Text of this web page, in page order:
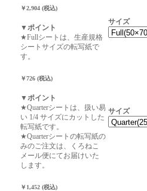
￥2,904 (税込)
▼ポイント
★Fullシートは、生産規格
シートサイズの転写紙で
す。
サイズ
￥726 (税込)
▼ポイント
★Quarterシートは、扱い易
い 1/4 サイズにカットした
転写紙です。
★Quarterシートの転写紙の
みのご注文は、くろねこ
メール便にてお届けいた
します。
サイズ
￥1,452 (税込)